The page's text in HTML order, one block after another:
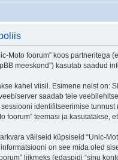
foorum” koos partneritega
meeskond”) kasutab
kahel viisil. Esimene neist on:
saadab teie
identifitseerimise
foorum” teemasi ja
väliseid küpsiseid “Unic-
on see mida oled
liikmeks (edaspidi “sinu